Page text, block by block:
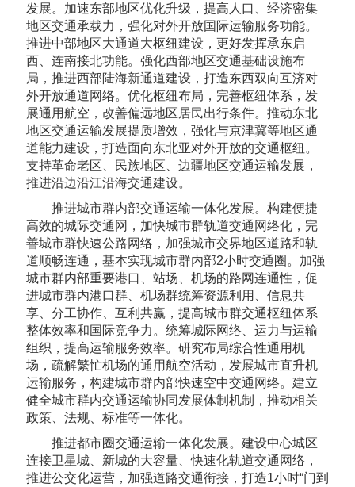
发展。加速东部地区优化升级，提高人口、经济密集
地区交通承载力，强化对外开放国际运输服务功能。
推进中部地区大通道大枢纽建设，更好发挥承东启
西、连南接北功能。强化西部地区交通基础设施布
局，推进西部陆海新通道建设，打造东西双向互济对
外开放通道网络。优化枢纽布局，完善枢纽体系，发
展通用航空，改善偏远地区居民出行条件。推动东北
地区交通运输发展提质增效，强化与京津冀等地区通
道能力建设，打造面向东北亚对外开放的交通枢纽。
支持革命老区、民族地区、边疆地区交通运输发展，
推进沿边沿江沿海交通建设。
推进城市群内部交通运输一体化发展。构建便捷
高效的城际交通网，加快城市群轨道交通网络化，完
善城市群快速公路网络，加强城市交界地区道路和轨
道顺畅连通，基本实现城市群内部2小时交通圈。加强
城市群内部重要港口、站场、机场的路网连通性，促
进城市群内港口群、机场群统筹资源利用、信息共
享、分工协作、互利共赢，提高城市群交通枢纽体系
整体效率和国际竞争力。统筹城际网络、运力与运输
组织，提高运输服务效率。研究布局综合性通用机
场，疏解繁忙机场的通用航空活动，发展城市直升机
运输服务，构建城市群内部快速空中交通网络。建立
健全城市群内交通运输协同发展体制机制，推动相关
政策、法规、标准等一体化。
推进都市圈交通运输一体化发展。建设中心城区
连接卫星城、新城的大容量、快速化轨道交通网络，
推进公交化运营，加强道路交通衔接，打造1小时“门到